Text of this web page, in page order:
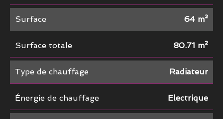
Surface 64 m²
Surface totale 80.71 m²
Type de chauffage Radiateur
Énergie de chauffage Electrique